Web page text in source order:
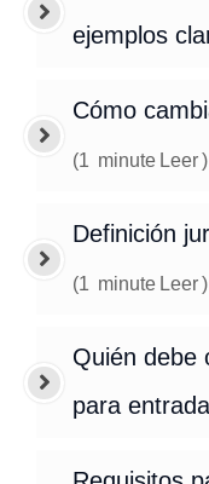
ejemplos
Cómo
(1 minute Leer)
Definición
(1 minute Leer)
Quién debe
para